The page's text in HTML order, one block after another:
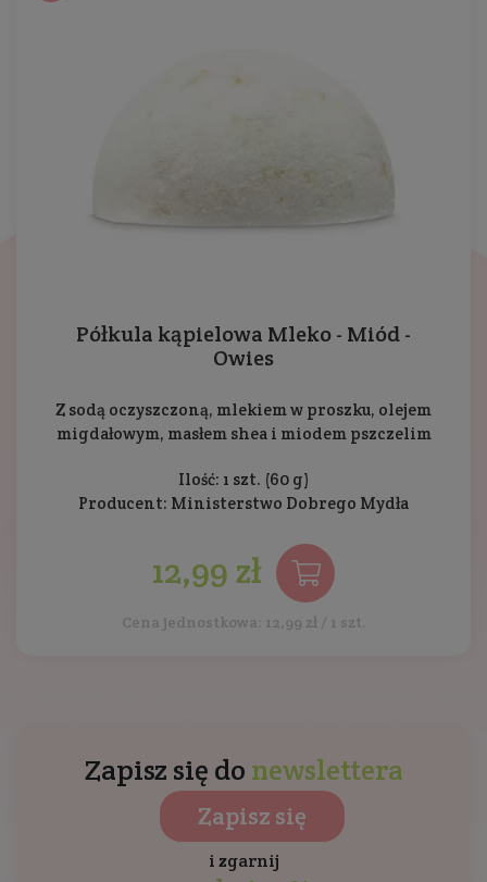
Półkula kąpielowa Mleko - Miód -
Owies
Z sodą oczyszczoną, mlekiem w proszku, olejem
migdałowym, masłem shea i miodem pszczelim
Ilość: 1 szt. (60 g)
Producent: Ministerstwo Dobrego Mydła
12,99 zł
Cena jednostkowa: 12,99 zł / 1 szt.
Zapisz się do newslettera
Zapisz się
i zgarnij